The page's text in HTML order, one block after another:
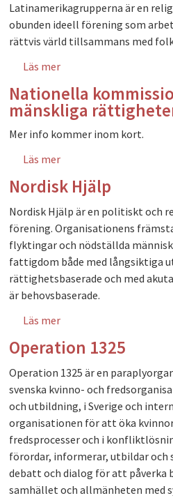
Latinamerikagrupperna är en
obunden ideell förening som
rättvis värld tillsammans med
Läs merom
Nationella
mänskliga
Mer info kommer inom kort.
Läs merom Nationella
Nordisk Hjälp
Nordisk Hjälp är en politiskt och
förening. Organisationens
flyktingar och nödställda
fattigdom både med långsiktiga
rättighetsbaserade och med
är behovsbaserade.
Läs merom Nordisk Hjälp
Operation 1325
Operation 1325 är en
svenska kvinno- och
och utbildning, i Sverige och
organisationen för att öka
fredsprocesser och i
förordar, informerar, utbildar
debatt och dialog för att påverka
samhället och allmänheten med